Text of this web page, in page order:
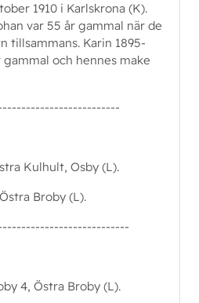
1910 i Karlskrona (K).
var 55 år gammal när de
tillsammans. Karin 1895-
gammal och hennes make
Kulhult, Osby (L).
Broby (L).
4, Östra Broby (L).